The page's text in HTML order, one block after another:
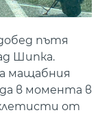
пътя
Шипка.
мащабния
в момента в
от